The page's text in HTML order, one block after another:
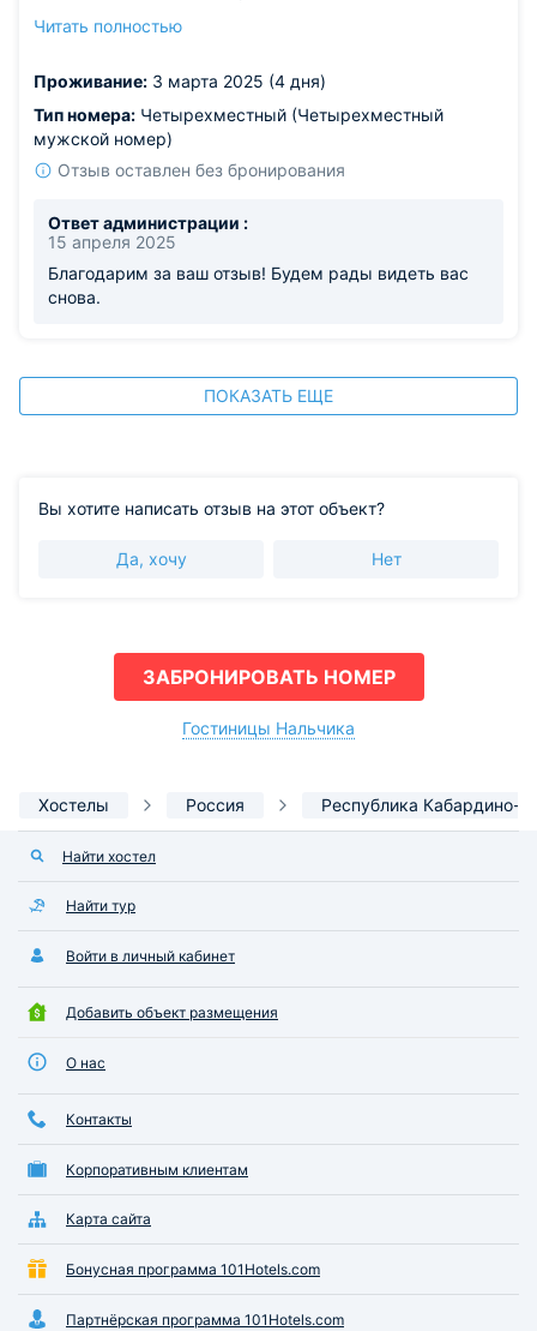
Персонал отзывчивый, очень приятные
были хорошие, с некоторыми даже успел подружиться.
Читать полностью
Проживание: 3 марта 2025 (4 дня)
Тип номера: Четырехместный (Четырехместный
мужской номер)
Отзыв оставлен без бронирования
Ответ администрации :
15 апреля 2025
Благодарим за ваш отзыв! Будем рады видеть вас
снова.
ПОКАЗАТЬ ЕЩЕ
Вы хотите написать отзыв на этот объект?
Да, хочу Нет
ЗАБРОНИРОВАТЬ НОМЕР
Гостиницы Нальчика
Хостелы Россия Республика Кабардино-
Найти хостел
Найти тур
Войти в личный кабинет
Добавить объект размещения
О нас
Контакты
Корпоративным клиентам
Карта сайта
Бонусная программа 101Hotels.com
Партнёрская программа 101Hotels.com